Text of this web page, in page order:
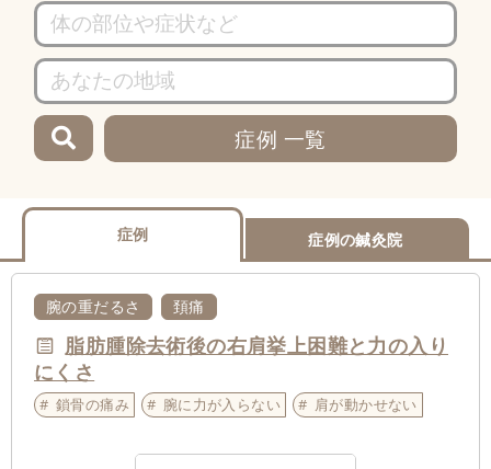
症例 一覧
症例 症例の鍼灸院
腕の重だるさ 頚痛
脂肪腫除去術後の右肩挙上困難と力の入り
にくさ
鎖骨の痛み 腕に力が入らない 肩が動かせない